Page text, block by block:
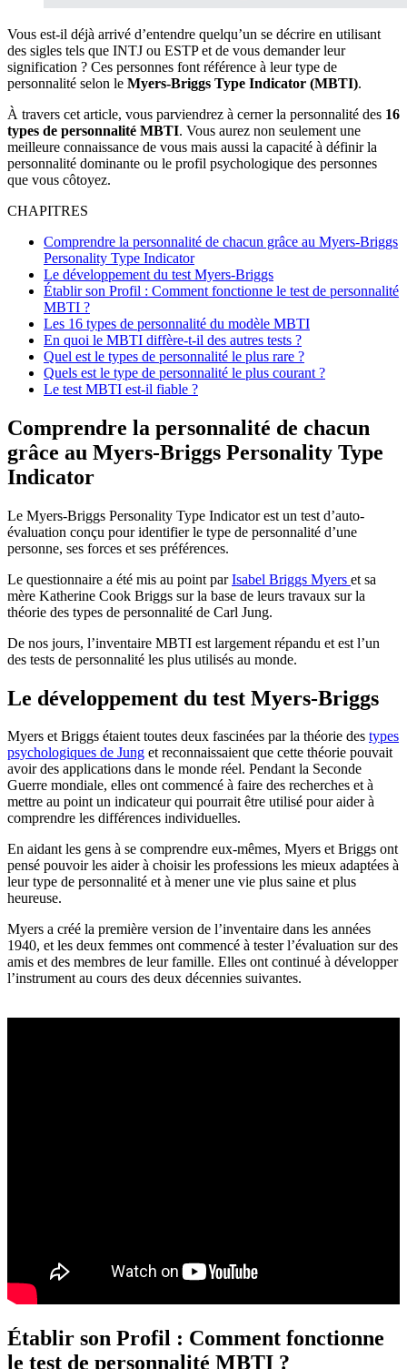
Vous est-il déjà arrivé d’entendre quelqu’un se décrire en utilisant
des sigles tels que INTJ ou ESTP et de vous demander leur
signification ? Ces personnes font référence à leur type de
personnalité selon le Myers-Briggs Type Indicator (MBTI).
À travers cet article, vous parviendrez à cerner la personnalité des 16
types de personnalité MBTI. Vous aurez non seulement une
meilleure connaissance de vous mais aussi la capacité à définir la
personnalité dominante ou le profil psychologique des personnes
que vous côtoyez.
CHAPITRES
Comprendre la personnalité de chacun grâce au Myers-Briggs
Personality Type Indicator
Le développement du test Myers-Briggs
Établir son Profil : Comment fonctionne le test de personnalité
MBTI ?
Les 16 types de personnalité du modèle MBTI
En quoi le MBTI diffère-t-il des autres tests ?
Quel est le types de personnalité le plus rare ?
Quels est le type de personnalité le plus courant ?
Le test MBTI est-il fiable ?
Comprendre la personnalité de chacun
grâce au Myers-Briggs Personality Type
Indicator
Le Myers-Briggs Personality Type Indicator est un test d’auto-
évaluation conçu pour identifier le type de personnalité d’une
personne, ses forces et ses préférences.
Le questionnaire a été mis au point parIsabel Briggs Myers et sa
mère Katherine Cook Briggs sur la base de leurs travaux sur la
théorie des types de personnalité de Carl Jung.
De nos jours, l’inventaire MBTI est largement répandu et est l’un
des tests de personnalité les plus utilisés au monde.
Le développement du test Myers-Briggs
Myers et Briggs étaient toutes deux fascinées par la théorie des types
psychologiques de Jung et reconnaissaient que cette théorie pouvait
avoir des applications dans le monde réel. Pendant la Seconde
Guerre mondiale, elles ont commencé à faire des recherches et à
mettre au point un indicateur qui pourrait être utilisé pour aider à
comprendre les différences individuelles.
En aidant les gens à se comprendre eux-mêmes, Myers et Briggs ont
pensé pouvoir les aider à choisir les professions les mieux adaptées à
leur type de personnalité et à mener une vie plus saine et plus
heureuse.
Myers a créé la première version de l’inventaire dans les années
1940, et les deux femmes ont commencé à tester l’évaluation sur des
amis et des membres de leur famille. Elles ont continué à développer
l’instrument au cours des deux décennies suivantes.
Établir son Profil : Comment fonctionne
le test de personnalité MBTI ?